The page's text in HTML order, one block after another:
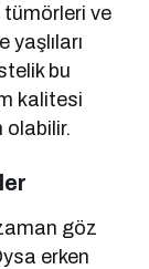
tümörleri ve
yaşlıları
bu
kalitesi
olabilir.
göz
erken